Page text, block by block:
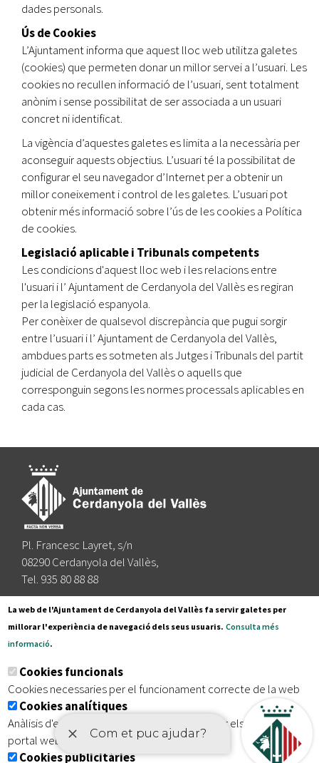
dades personals.
Ús de Cookies
L’Ajuntament informa que aquest lloc web utilitza galetes
(cookies) que permeten donar un millor servei a l’usuari. Les
cookies no recullen informació de l’usuari, sent totalment
anònim i sense possibilitat de ser associada a un usuari
concret ni identificat.
La vigència d’aquestes galetes es limita a la necessària per
aconseguir aquests objectius. L’usuari té la possibilitat de
configurar el seu navegador d’Internet per a obtenir un
millor coneixement i control de les galetes. L’usuari pot
obtenir més informació sobre l’ús de les cookies a Política
de cookies.
Legislació aplicable i Tribunals competents
Les condicions d'aquest lloc web i les relacions entre
l'usuari i l’ Ajuntament de Cerdanyola del Vallès es regiran
per la legislació espanyola.
Per conèixer de qualsevol discrepància que pugui sorgir
entre l’usuari i l’ Ajuntament de Cerdanyola del Vallès,
ambdues parts es sotmeten als Jutges i Tribunals del partit
judicial de Cerdanyola del Vallès o aquells que
corresponguin segons les normes processals aplicables en
cada cas.
Pl. Francesc Layret, s/n
08290 Cerdanyola del Vallès,
Tel. 935 80 88 88
Segueix-nos a:
Subscriu-te al nostre butlletí
Inici | Avís legal | Protecció de dades | Mapa del lloc
| Accessibilitat
La web de l'Ajuntament de Cerdanyola del Vallès fa servir galetes per
millorar l'experiència de navegació dels seus usuaris. Consulta més
informació.
Cookies funcionals
Cookies necessaries per el funcionament correcte de la web
Cookies analítiques
Anàlisis d'estadístiques que permeten millorar els serveis del
portal web
Cookies publicitàries